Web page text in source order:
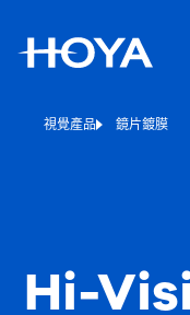
視覺產品 鏡片鍍膜
Hi-